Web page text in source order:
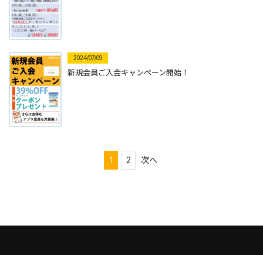
2024/07/09
新規会員ご入会キャンペーン開始！
投
り
1 2 次へ